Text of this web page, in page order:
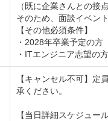
（既に企業さんとの接
そのため、面談イベン
【その他必須条件】
・2028年卒業予定の方
・ITエンジニア志望の方
【キャンセル不可】定
承ください。
【当日詳細スケジュー